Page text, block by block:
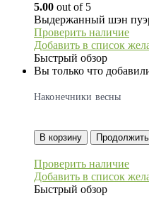
5.00 out of 5
Выдержанный шэн
Проверить наличие
Добавить в список
Быстрый обзор
Вы только что
Наконечники весны
В корзину Продолжить
Проверить наличие
Добавить в список
Быстрый обзор